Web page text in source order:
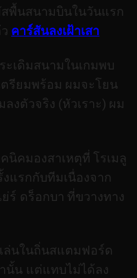
พื้นสนามบินในวันแรก
คาร์สันลงเฝ้าเสา
ะเดิมสนามในเกมพบ
ตรียมพร้อม ผมจะโยน
งตัวจริง (หัวเราะ) ผม
นิคมองสาเหตุที่ โรเมลู
แรกกับทีมเนื่องจาก
ร์ ดร็อกบา ที่ขวางทาง
ล่นในถิ่นสแตมฟอร์ด
านั้น แต่แทบไม่ได้ลง